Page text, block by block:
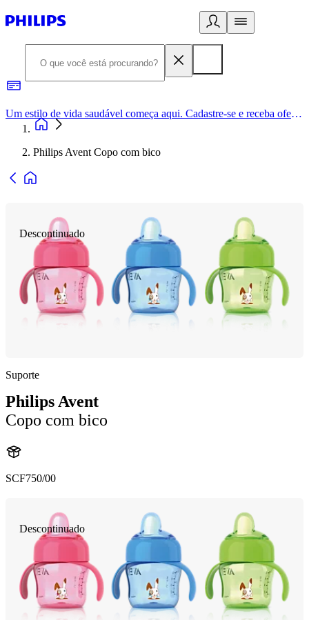
Um estilo de vida saudável começa aqui. Cadastre-se e receba ofertas exclusivas.
Philips Avent Copo com bico
Descontinuado
Suporte
Philips Avent
Copo com bico
SCF750/00
Descontinuado